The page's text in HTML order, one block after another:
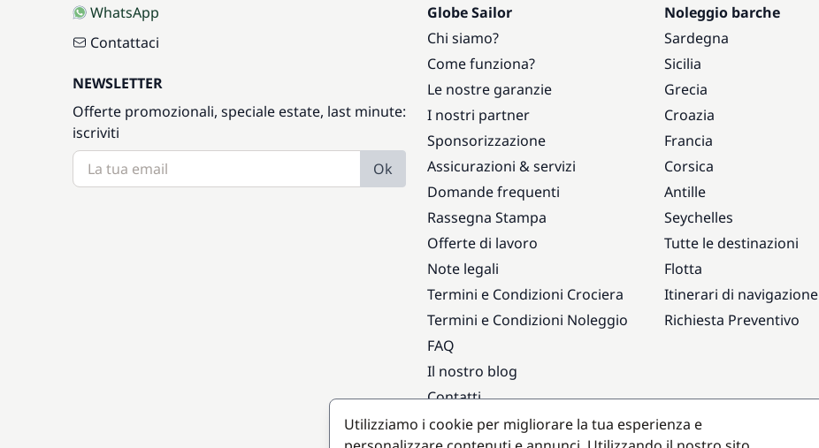
WhatsApp
Contattaci
NEWSLETTER
Offerte promozionali, speciale estate, last minute:
iscriviti
Ok
Globe Sailor
Chi siamo?
Come funziona?
Le nostre garanzie
I nostri partner
Sponsorizzazione
Assicurazioni & servizi
Domande frequenti
Rassegna Stampa
Offerte di lavoro
Note legali
Termini e Condizioni Crociera
Termini e Condizioni Noleggio
FAQ
Il nostro blog
Contatti
Noleggio barche
Sardegna
Sicilia
Grecia
Croazia
Francia
Corsica
Antille
Seychelles
Tutte le destinazioni
Flotta
Itinerari di navigazione
Richiesta Preventivo
Destinazioni popolari
Utilizziamo i cookie per migliorare la tua esperienza e